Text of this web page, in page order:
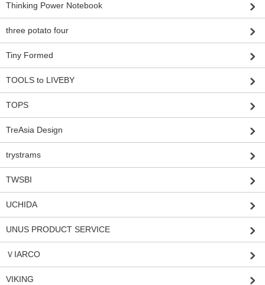
Thinking Power Notebook
three potato four
Tiny Formed
TOOLS to LIVEBY
TOPS
TreAsia Design
trystrams
TWSBI
UCHIDA
UNUS PRODUCT SERVICE
ＶIARCO
VIKING